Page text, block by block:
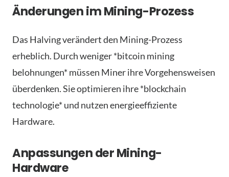
Änderungen im Mining-Prozess
Das Halving verändert den Mining-Prozess
erheblich. Durch weniger *bitcoin mining
belohnungen* müssen Miner ihre Vorgehensweisen
überdenken. Sie optimieren ihre *blockchain
technologie* und nutzen energieeffiziente
Hardware.
Anpassungen der Mining-
Hardware